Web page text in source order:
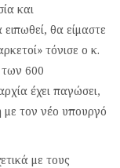
και
θα είμαστε
τόνισε ο κ.
των 600
έχει παγώσει,
τον νέο υπουργό
με τους